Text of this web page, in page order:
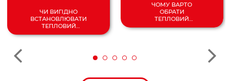
ЧИ ВИГІДНО
ВСТАНОВЛЮВАТИ
ТЕПЛОВИЙ
НАСОС У 2024
ЧОМУ ВАРТО
ОБРАТИ
ТЕПЛОВИЙ